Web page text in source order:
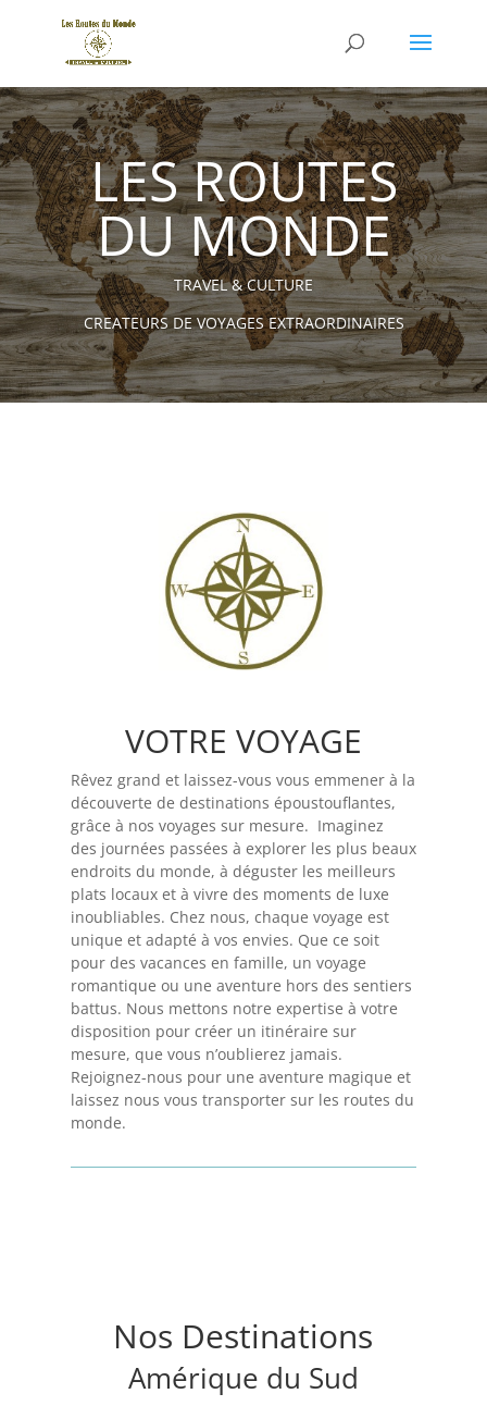
LES ROUTES
DU MONDE
TRAVEL & CULTURE
CREATEURS DE VOYAGES EXTRAORDINAIRES
VOTRE VOYAGE
Rêvez grand et laissez-vous vous emmener à la
découverte de destinations époustouflantes,
grâce à nos voyages sur mesure. Imaginez
des journées passées à explorer les plus beaux
endroits du monde, à déguster les meilleurs
plats locaux et à vivre des moments de luxe
inoubliables. Chez nous, chaque voyage est
unique et adapté à vos envies. Que ce soit
pour des vacances en famille, un voyage
romantique ou une aventure hors des sentiers
battus. Nous mettons notre expertise à votre
disposition pour créer un itinéraire sur
mesure, que vous n’oublierez jamais.
Rejoignez-nous pour une aventure magique et
laissez nous vous transporter sur les routes du
monde.
Nos Destinations
Amérique du Sud